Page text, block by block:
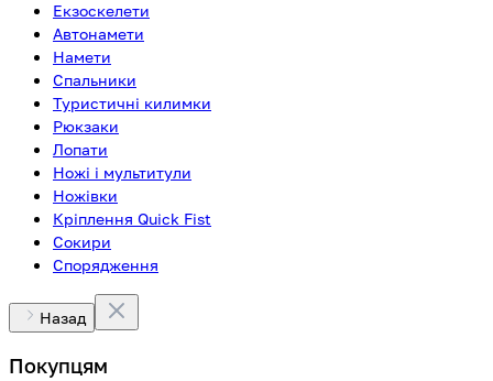
Екзоскелети
Автонамети
Намети
Спальники
Туристичні килимки
Рюкзаки
Лопати
Ножі і мультитули
Ножівки
Кріплення Quick Fist
Сокири
Спорядження
Назад
Покупцям